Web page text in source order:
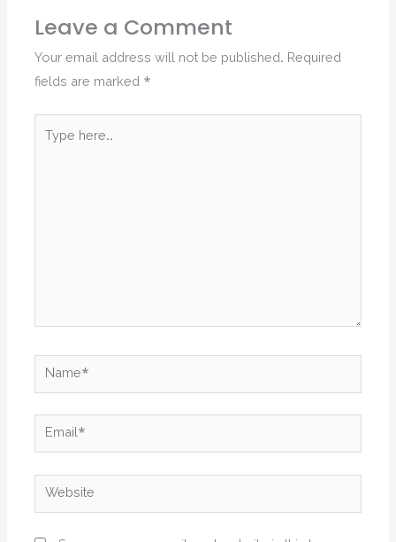
Leave a Comment
Your email address will not be published. Required
fields are marked *
Name*
Email*
Website